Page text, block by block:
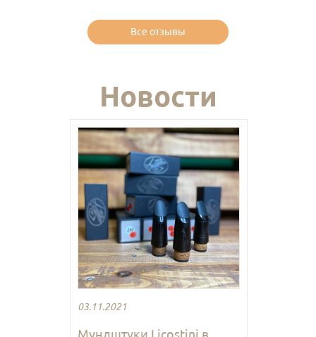
Все отзывы
Новости
03.11.2021
Мундштуки Licostini в